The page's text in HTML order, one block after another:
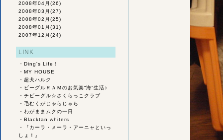
2008年04月 (26)
2008年03月 (27)
2008年02月 (25)
2008年01月 (31)
2007年12月 (24)
LINK
・ Ding's Life！
・ MY HOUSE
・ 超犬ハルク
・
ビーグルＲＡＭのお気楽“海”生活♪
・ チビーグル☆さくらっこクラブ
・ 毛むくがじゃらじゃら
・ わがままムクの一日
・ Blacktan whiters
・
『カーラ・メーラ・アーニャといっ
しょ！』